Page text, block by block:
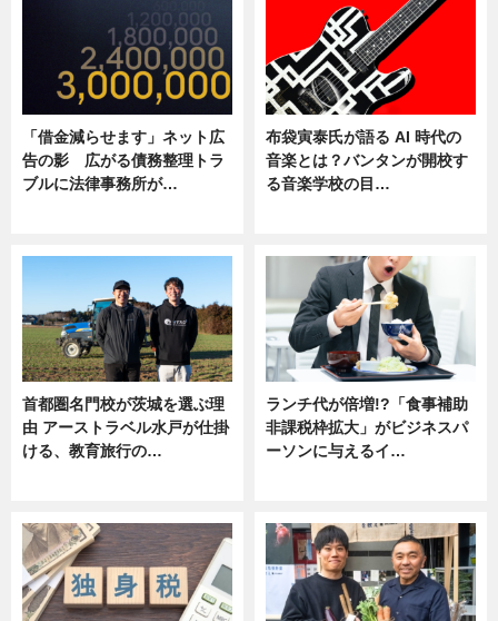
「借金減らせます」ネット広
告の影 広がる債務整理トラ
ブルに法律事務所が…
布袋寅泰氏が語る AI 時代の
音楽とは？バンタンが開校す
る音楽学校の目…
首都圏名門校が茨城を選ぶ理
由 アーストラベル水戸が仕掛
ける、教育旅行の…
ランチ代が倍増!?「食事補助
非課税枠拡大」がビジネスパ
ーソンに与えるイ…